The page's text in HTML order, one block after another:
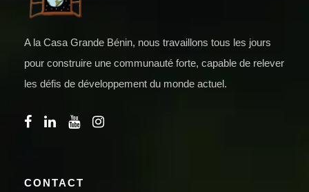
A la Casa Grande Bénin, nous travaillons tous les jours
pour construire une communauté forte, capable de relever
les défis de développement du monde actuel.
CONTACT